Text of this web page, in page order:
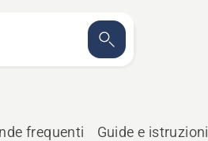
frequenti Guide e istruzioni